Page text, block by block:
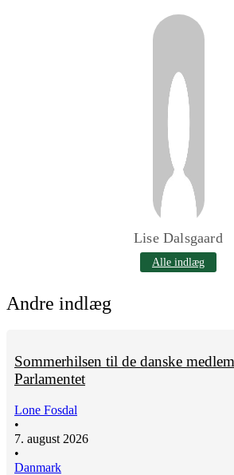
Lise Dalsgaard
Alle indlæg
Andre indlæg
Sommerhilsen til de danske
Parlamentet
Lone Fosdal
•
7. august 2026
•
Danmark